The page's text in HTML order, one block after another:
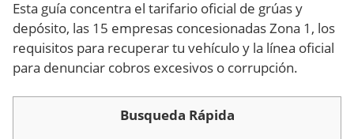
Esta guía concentra el tarifario oficial de grúas y
depósito, las 15 empresas concesionadas Zona 1, los
requisitos para recuperar tu vehículo y la línea oficial
para denunciar cobros excesivos o corrupción.
Busqueda Rápida